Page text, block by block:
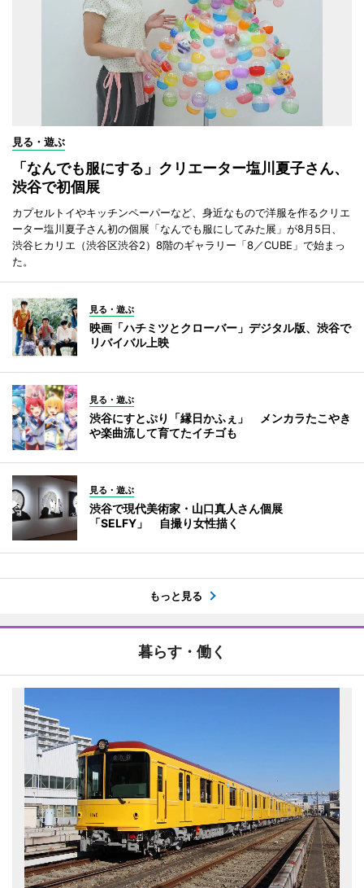
見る・遊ぶ
「なんでも服にする」クリエーター塩川夏子さん、
渋谷で初個展
カプセルトイやキッチンペーパーなど、身近なもので洋服を作るクリエ
ーター塩川夏子さん初の個展「なんでも服にしてみた展」が8月5日、
渋谷ヒカリエ（渋谷区渋谷2）8階のギャラリー「8／CUBE」で始まっ
た。
見る・遊ぶ
映画「ハチミツとクローバー」デジタル版、渋谷で
リバイバル上映
見る・遊ぶ
渋谷にすとぷり「縁日かふぇ」 メンカラたこやき
や楽曲流して育てたイチゴも
見る・遊ぶ
渋谷で現代美術家・山口真人さん個展
「SELFY」 自撮り女性描く
もっと見る
暮らす・働く